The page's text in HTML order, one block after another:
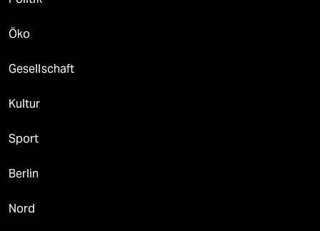
Öko
Gesellschaft
Kultur
Sport
Berlin
Nord